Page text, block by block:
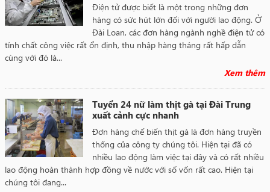
Điện tử được biết là một trong những đơn
hàng có sức hút lớn đối với người lao động. Ở
Đài Loan, các đơn hàng ngành nghề điện tử có
tính chất công việc rất ổn định, thu nhập hàng tháng rất hấp dẫn
cùng với đó là...
Xem thêm
Tuyển 24 nữ làm thịt gà tại Đài Trung
xuất cảnh cực nhanh
Đơn hàng chế biến thịt gà là đơn hàng truyền
thống của công ty chúng tôi. Hiện tại đã có
nhiều lao động làm việc tại đây và có rất nhiều
lao động hoàn thành hợp đồng về nước với số vốn rất cao. Hiện tại
chúng tôi đang...